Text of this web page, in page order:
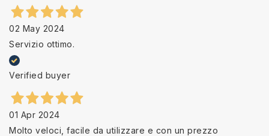
02 May 2024
Servizio ottimo.
Verified buyer
01 Apr 2024
Molto veloci, facile da utilizzare e con un prezzo